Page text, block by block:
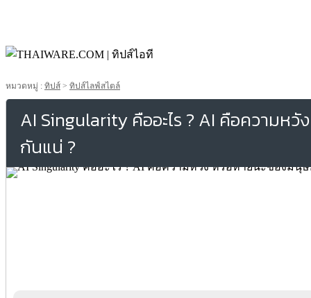
หมวดหมู่ : ทิปส์ > ทิปส์ไลฟ์สไตล์
AI Singularity คืออะไร ? AI คือความห
กันแน่ ?